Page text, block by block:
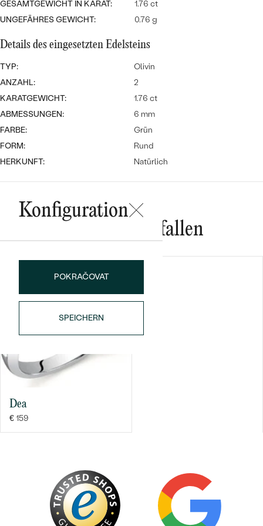
Wave Kollektion
NACH DER FARBE
NACH DER FORM
DIAMANTEN
Bestseller
Ohrrinnge
ANSEHEN
Personalisierte
Halsketten
Meistverkaufte
Ringe
GESAMTGEWICHT IN KARAT:
1.76 ct
UNGEFÄHRES GEWICHT:
0.76 g
Details des eingesetzten Edelsteins
TYP:
Olivin
ANZAHL:
2
KARATGEWICHT:
1.76 ct
ABMESSUNGEN:
6 mm
FARBE:
Grün
FORM:
Rund
HERKUNFT:
Natürlich
Konfiguration
POKRAČOVAT
SPEICHERN
Das könnte Ihnen gefallen
Dea
€ 159